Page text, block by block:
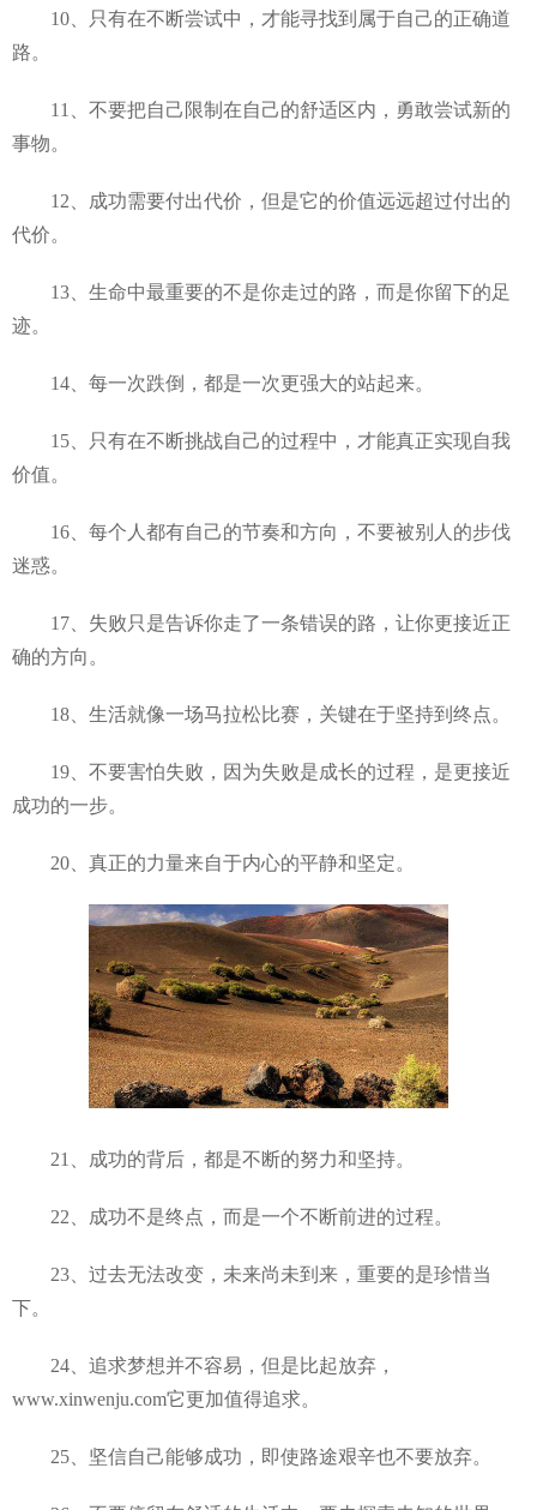
10、只有在不断尝试中，才能寻找到属于自己的正确道
路。
11、不要把自己限制在自己的舒适区内，勇敢尝试新的
事物。
12、成功需要付出代价，但是它的价值远远超过付出的
代价。
13、生命中最重要的不是你走过的路，而是你留下的足
迹。
14、每一次跌倒，都是一次更强大的站起来。
15、只有在不断挑战自己的过程中，才能真正实现自我
价值。
16、每个人都有自己的节奏和方向，不要被别人的步伐
迷惑。
17、失败只是告诉你走了一条错误的路，让你更接近正
确的方向。
18、生活就像一场马拉松比赛，关键在于坚持到终点。
19、不要害怕失败，因为失败是成长的过程，是更接近
成功的一步。
20、真正的力量来自于内心的平静和坚定。
21、成功的背后，都是不断的努力和坚持。
22、成功不是终点，而是一个不断前进的过程。
23、过去无法改变，未来尚未到来，重要的是珍惜当
下。
24、追求梦想并不容易，但是比起放弃，
www.xinwenju.com它更加值得追求。
25、坚信自己能够成功，即使路途艰辛也不要放弃。